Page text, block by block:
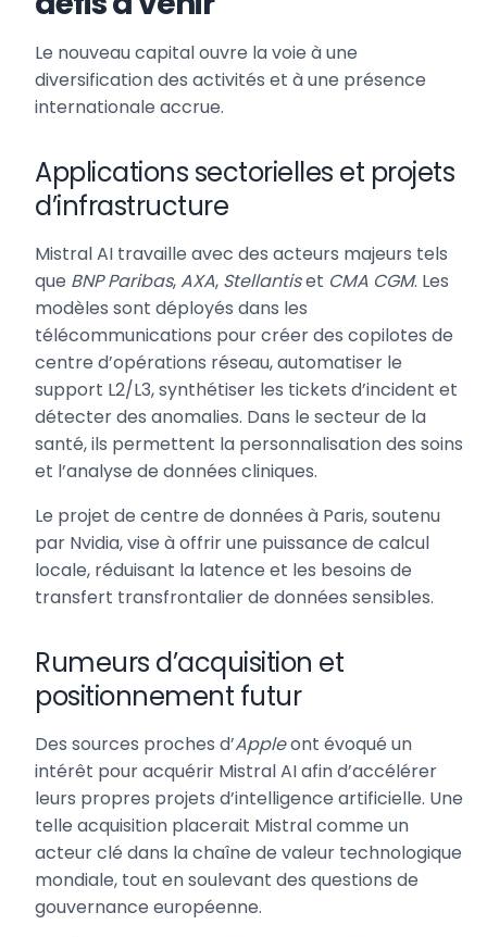
Le nouveau capital ouvre la voie à une
diversification des activités et à une présence
internationale accrue.
Applications sectorielles et projets
d’infrastructure
Mistral AI travaille avec des acteurs majeurs tels
que BNP Paribas,AXA, Stellantiset CMA CGM. Les
modèles sont déployés dans les
télécommunications pour créer des copilotes de
centre d’opérations réseau, automatiser le
support L2/L3, synthétiser les tickets d’incident et
détecter des anomalies. Dans le secteur de la
santé, ils permettent la personnalisation des soins
et l’analyse de données cliniques.
Le projet de centre de données à Paris, soutenu
par Nvidia, vise à offrir une puissance de calcul
locale, réduisant la latence et les besoins de
transfert transfrontalier de données sensibles.
Rumeurs d’acquisition et
positionnement futur
Des sources proches d’Appleont évoqué un
intérêt pour acquérir Mistral AI afin d’accélérer
leurs propres projets d’intelligence artificielle. Une
telle acquisition placerait Mistral comme un
acteur clé dans la chaîne de valeur technologique
mondiale, tout en soulevant des questions de
gouvernance européenne.